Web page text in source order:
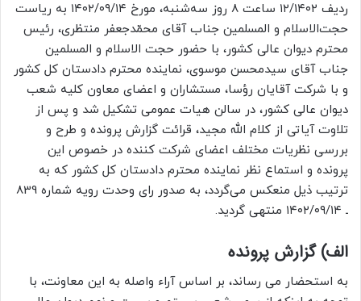
ردیف ۱۲/۱۴۰۲ ساعت ۸ روز سه‌شنبه، مورخ ۱۴۰۲/۰۹/۱۴ به ‌ریاست
حجت‌الاسلام‌ و المسلمین جناب آقای محمّدجعفر منتظری، رئیس
محترم دیوان ‌‌عالی ‌‌کشور، با حضور حجت الاسلام‌ و المسلمین
جناب آقای سیدمحسن موسوی، نماینده محترم دادستان ‌کل‌ کشور
و با شرکت آقایان رؤسا، مستشاران و اعضای ‌معاون کلیه شعب
دیوان عالی کشور، در سالن هیات‌ عمومی تشکیل شد و پس از
تلاوت آیاتی از کلام الله مجید، قرائت گزارش ‌پرونده و طرح و
بررسی نظریات مختلف اعضای شرکت‌ کننده در خصوص این
پرونده و استماع نظر نماینده محترم دادستان ‌کل‌ کشور که به
‌ترتیب‌ ذیل منعکس ‌می‌گردد، به ‌صدور رای وحدت‌ رویه شماره 839
ـ ۱۴۰۲/۰۹/۱۴ منتهی گردید.
الف) گزارش پرونده
به استحضار می رساند، بر اساس آراء واصله به این معاونت، با